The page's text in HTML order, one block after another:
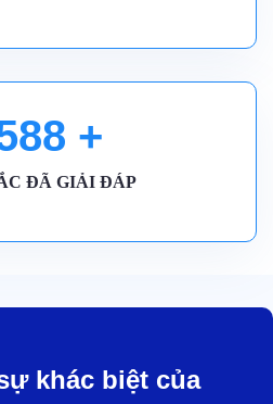
+
ĐÃ GIẢI ĐÁP
khác biệt của